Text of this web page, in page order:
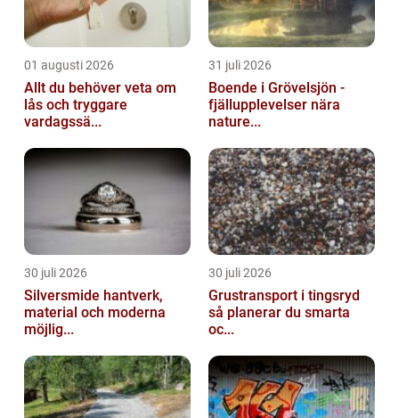
01 augusti 2026
Allt du behöver veta om
lås och tryggare
vardagssä...
31 juli 2026
Boende i Grövelsjön -
fjällupplevelser nära
nature...
30 juli 2026
Silversmide hantverk,
material och moderna
möjlig...
30 juli 2026
Grustransport i tingsryd
så planerar du smarta
oc...